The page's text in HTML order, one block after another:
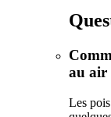
au air
Les